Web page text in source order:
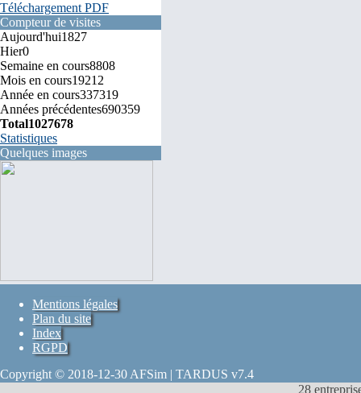
Téléchargement PDF
Compteur de visites
Aujourd'hui1827
Hier0
Semaine en cours8808
Mois en cours19212
Année en cours337319
Années précédentes690359
Total1027678
Statistiques
Quelques images
Mentions légales
Plan du site
Index
RGPD
Copyright © 2018-12-30 AFSim | TARDUS v7.4
28